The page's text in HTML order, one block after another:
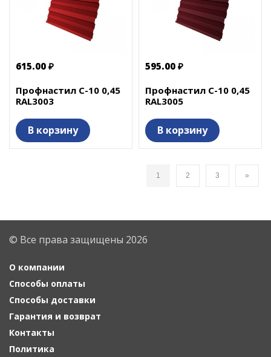
615.00 ₽
Профнастил С-10 0,45
RAL3003
В корзину
595.00 ₽
Профнастил С-10 0,45
RAL3005
В корзину
1 2 3 »
© Все права защищены 2026
О компании
Способы оплаты
Способы доставки
Гарантия и возврат
Контакты
Политика